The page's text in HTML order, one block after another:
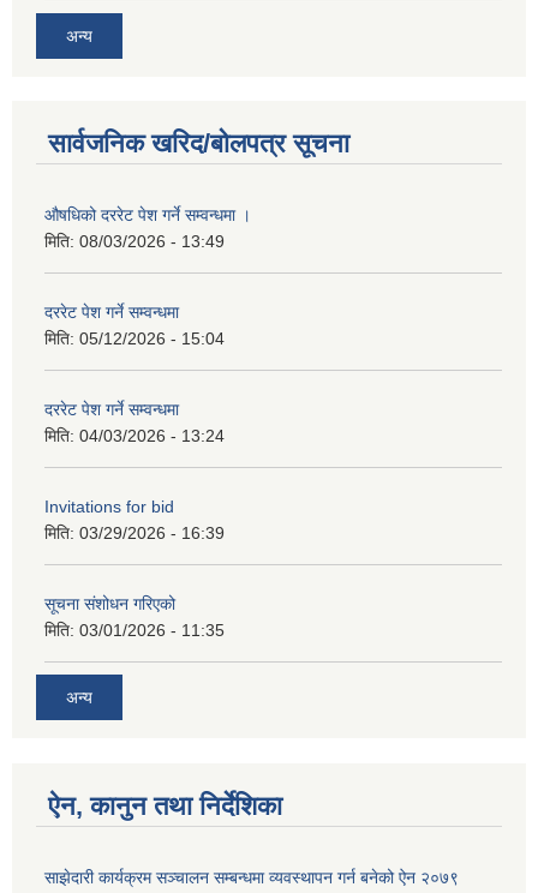
अन्य
सार्वजनिक खरिद/बोलपत्र सूचना
औषधिको दररेट पेश गर्ने सम्वन्धमा ।
मिति: 08/03/2026 - 13:49
दररेट पेश गर्ने सम्वन्धमा
मिति: 05/12/2026 - 15:04
दररेट पेश गर्ने सम्वन्धमा
मिति: 04/03/2026 - 13:24
Invitations for bid
मिति: 03/29/2026 - 16:39
सूचना संशोधन गरिएको
मिति: 03/01/2026 - 11:35
अन्य
ऐन, कानुन तथा निर्देशिका
साझेदारी कार्यक्रम सञ्चालन सम्बन्धमा व्यवस्थापन गर्न बनेको ऐन २०७९